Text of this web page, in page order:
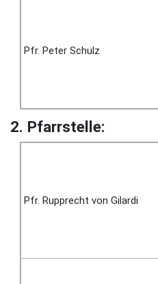
Pfr. Peter Schulz
2. Pfarrstelle:
Pfr. Rupp­recht von Gilardi